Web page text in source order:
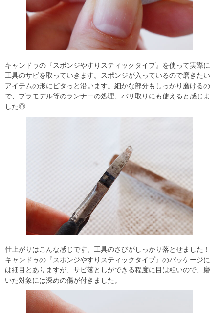
キャンドゥの『スポンジやすりスティックタイプ』を使って実際に
工具のサビを取っていきます。スポンジが入っているので磨きたい
アイテムの形にピタっと沿います。細かな部分もしっかり磨けるの
で、プラモデル等のランナーの処理、バリ取りにも使えると感じま
した◎
仕上がりはこんな感じです。工具のさびがしっかり落とせました！
キャンドゥの『スポンジやすりスティックタイプ』のパッケージに
は細目とありますが、サビ落としができる程度に目は粗いので、磨
いた対象には深めの傷が付きました。